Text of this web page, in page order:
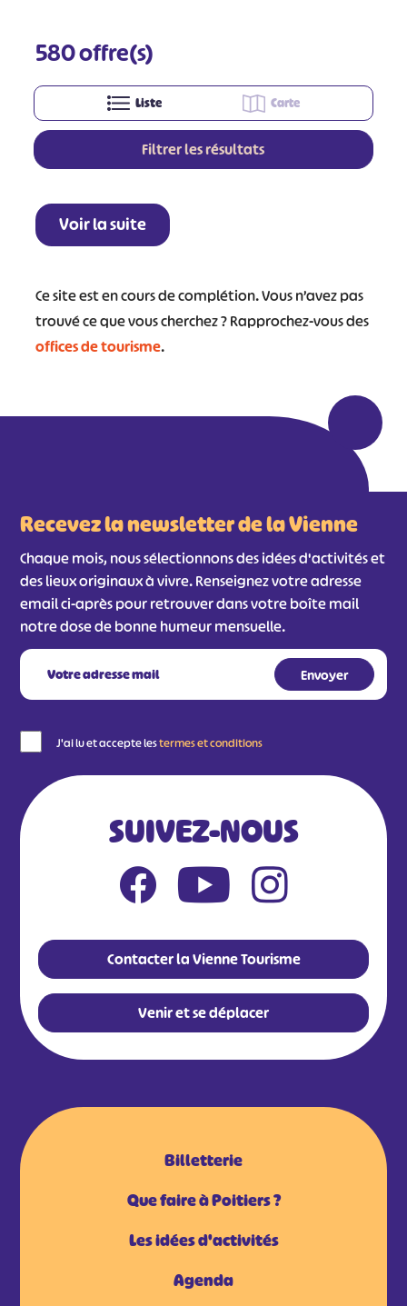
580offre(s)
Liste Carte
Filtrer les résultats
Voir la suite
Ce site est en cours de complétion. Vous n’avez pas
trouvé ce que vous cherchez ? Rapprochez-vous des
offices de tourisme.
Recevez la newsletter de la Vienne
Chaque mois, nous sélectionnons des idées d'activités et
des lieux originaux à vivre. Renseignez votre adresse
email ci-après pour retrouver dans votre boîte mail
notre dose de bonne humeur mensuelle.
J'ai lu et accepte lestermes et conditions
SUIVEZ-NOUS
Contacter la Vienne Tourisme
Venir et se déplacer
Billetterie
Que faire à Poitiers ?
Les idées d'activités
Agenda
# # #
#
#
#